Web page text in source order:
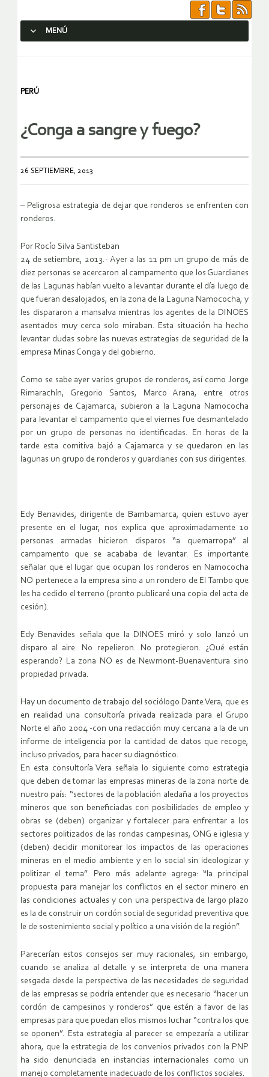
MENÚ
PERÚ
¿Conga a sangre y fuego?
26 SEPTIEMBRE, 2013
– Peligrosa estrategia de dejar que ronderos se enfrenten con
ronderos.
Por Rocío Silva Santisteban
24 de setiembre, 2013.- Ayer a las 11 pm un grupo de más de
diez personas se acercaron al campamento que los Guardianes
de las Lagunas habían vuelto a levantar durante el día luego de
que fueran desalojados, en la zona de la Laguna Namococha, y
les dispararon a mansalva mientras los agentes de la DINOES
asentados muy cerca solo miraban. Esta situación ha hecho
levantar dudas sobre las nuevas estrategias de seguridad de la
empresa Minas Conga y del gobierno.
Como se sabe ayer varios grupos de ronderos, así como Jorge
Rimarachín, Gregorio Santos, Marco Arana, entre otros
personajes de Cajamarca, subieron a la Laguna Namococha
para levantar el campamento que el viernes fue desmantelado
por un grupo de personas no identificadas. En horas de la
tarde esta comitiva bajó a Cajamarca y se quedaron en las
lagunas un grupo de ronderos y guardianes con sus dirigentes.
Edy Benavides, dirigente de Bambamarca, quien estuvo ayer
presente en el lugar, nos explica que aproximadamente 10
personas armadas hicieron disparos “a quemarropa” al
campamento que se acababa de levantar. Es importante
señalar que el lugar que ocupan los ronderos en Namococha
NO pertenece a la empresa sino a un rondero de El Tambo que
les ha cedido el terreno (pronto publicaré una copia del acta de
cesión).
Edy Benavides señala que la DINOES miró y solo lanzó un
disparo al aire. No repelieron. No protegieron. ¿Qué están
esperando? La zona NO es de Newmont-Buenaventura sino
propiedad privada.
Hay un documento de trabajo del sociólogo Dante Vera, que es
en realidad una consultoría privada realizada para el Grupo
Norte el año 2004 -con una redacción muy cercana a la de un
informe de inteligencia por la cantidad de datos que recoge,
incluso privados, para hacer su diagnóstico.
En esta consultoría Vera señala lo siguiente como estrategia
que deben de tomar las empresas mineras de la zona norte de
nuestro país: “sectores de la población aledaña a los proyectos
mineros que son beneficiadas con posibilidades de empleo y
obras se (deben) organizar y fortalecer para enfrentar a los
sectores politizados de las rondas campesinas, ONG e iglesia y
(deben) decidir monitorear los impactos de las operaciones
mineras en el medio ambiente y en lo social sin ideologizar y
politizar el tema”. Pero más adelante agrega: “la principal
propuesta para manejar los conflictos en el sector minero en
las condiciones actuales y con una perspectiva de largo plazo
es la de construir un cordón social de seguridad preventiva que
le de sostenimiento social y político a una visión de la región”.
Parecerían estos consejos ser muy racionales, sin embargo,
cuando se analiza al detalle y se interpreta de una manera
sesgada desde la perspectiva de las necesidades de seguridad
de las empresas se podría entender que es necesario “hacer un
cordón de campesinos y ronderos” que estén a favor de las
empresas para que puedan ellos mismos luchar “contra los que
se oponen”. Esta estrategia al parecer se empezaría a utilizar
ahora, que la estrategia de los convenios privados con la PNP
ha sido denunciada en instancias internacionales como un
manejo completamente inadecuado de los conflictos sociales.